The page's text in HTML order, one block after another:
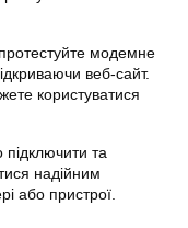
модемне
веб-сайт.
користуватися
та
надійним
або пристрої.